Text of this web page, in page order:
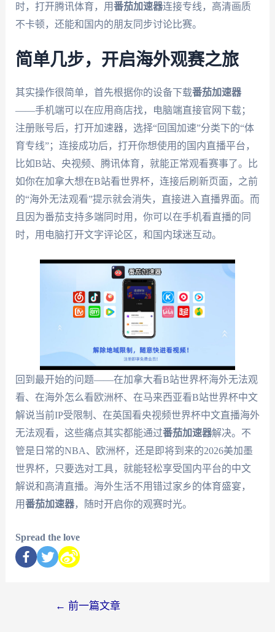
时，打开腾讯体育，用番茄加速器连接专线，高清画质
不卡顿，还能和国内的朋友同步讨论比赛。
简单几步，开启海外观赛之旅
其实操作很简单，首先根据你的设备下载番茄加速器
——手机端可以在应用商店找，电脑端直接官网下载；
注册账号后，打开加速器，选择“回国加速”分类下的“体
育专线”；连接成功后，打开你想使用的国内直播平台，
比如B站、央视频、腾讯体育，就能正常观看赛事了。比
如你在加拿大想在B站看世界杯，连接后刷新页面，之前
的“海外无法观看”提示就会消失，直接进入直播界面。而
且因为番茄支持多端同时用，你可以在手机看直播的同
时，用电脑打开文字评论区，和国内球迷互动。
回到最开始的问题——在加拿大看B站世界杯海外无法观
看、在海外怎么看欧洲杯、在马来西亚看B站世界杯中文
解说当前IP受限制、在英国看央视频世界杯中文直播海外
无法观看，这些痛点其实都能通过番茄加速器解决。不
管是日常的NBA、欧洲杯，还是即将到来的2026美加墨
世界杯，只要选对工具，就能轻松享受国内平台的中文
解说和高清直播。海外生活不用错过家乡的体育盛宴，
用番茄加速器，随时开启你的观赛时光。
Spread the love
← 前一篇文章